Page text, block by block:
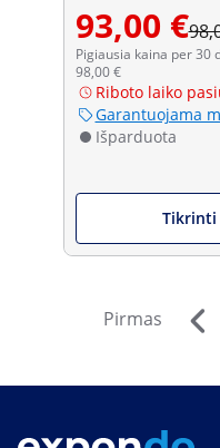
93,00 €
Pigiausia kaina per 30
98,00 €
Riboto laiko
Garantuojama
Išparduota
Tikrinti
Pirmas